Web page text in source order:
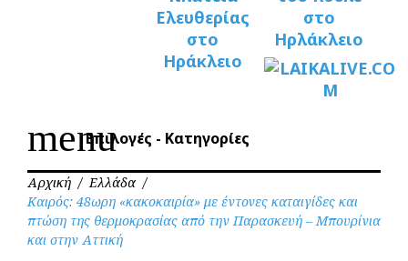
menuΕπιλογές - Κατηγορίες
Αρχική / Ελλάδα /
Καιρός: 48ωρη «κακοκαιρία» με έντονες καταιγίδες και
πτώση της θερμοκρασίας από την Παρασκευή – Μπουρίνια
και στην Αττική